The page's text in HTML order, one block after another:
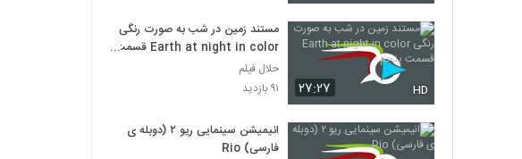
۲۷:۲۷ HD
مستند زمین در شب به صورت رنگی
Earth at night in color قسمت
پنجم
حلال فیلم
۹۱ بازدید
انیمیشن‌ سینمایی ریو ۲ (دوبله ی
فارسی) Rio